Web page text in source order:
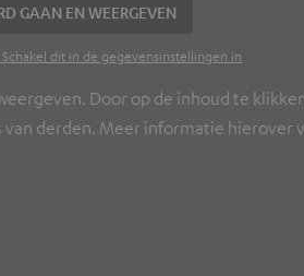
GAAN EN WEERGEVEN
dit in de gegevensinstellingen in
Door op de inhoud te
derden. Meer informatie hierover